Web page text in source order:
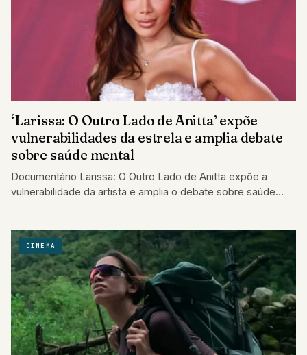
‘Larissa: O Outro Lado de Anitta’ expõe
vulnerabilidades da estrela e amplia debate
sobre saúde mental
Documentário Larissa: O Outro Lado de Anitta expõe a
vulnerabilidade da artista e amplia o debate sobre saúde
CINEMA